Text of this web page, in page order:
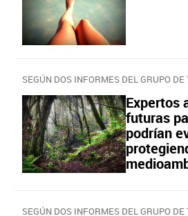
Expertos
futuras
podrían